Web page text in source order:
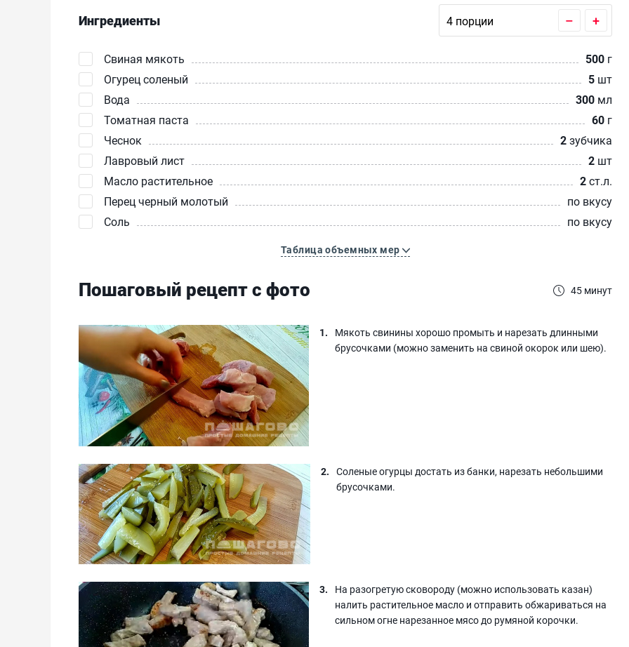
Ингредиенты – +
Свиная мякоть 500 г
Огурец соленый
5 шт
Вода
300 мл
Томатная паста
60 г
Чеснок
2зубчика
Лавровый лист
2 шт
Масло растительное
2ст.л.
Перец черный молотый
по вкусу
Соль
по вкусу
Таблица объемных мер
Пошаговый рецепт с фото 45 минут
Мякоть свинины хорошо промыть и нарезать длинными
брусочками (можно заменить на свиной окорок или шею).
Соленые огурцы достать из банки, нарезать небольшими
брусочками.
На разогретую сковороду (можно использовать казан)
налить растительное масло и отправить обжариваться на
сильном огне нарезанное мясо до румяной корочки.